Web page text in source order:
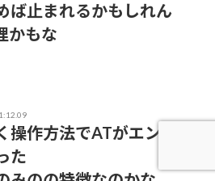
ば止まれるかもしれん
かもな
作方法でATがエンスト
た